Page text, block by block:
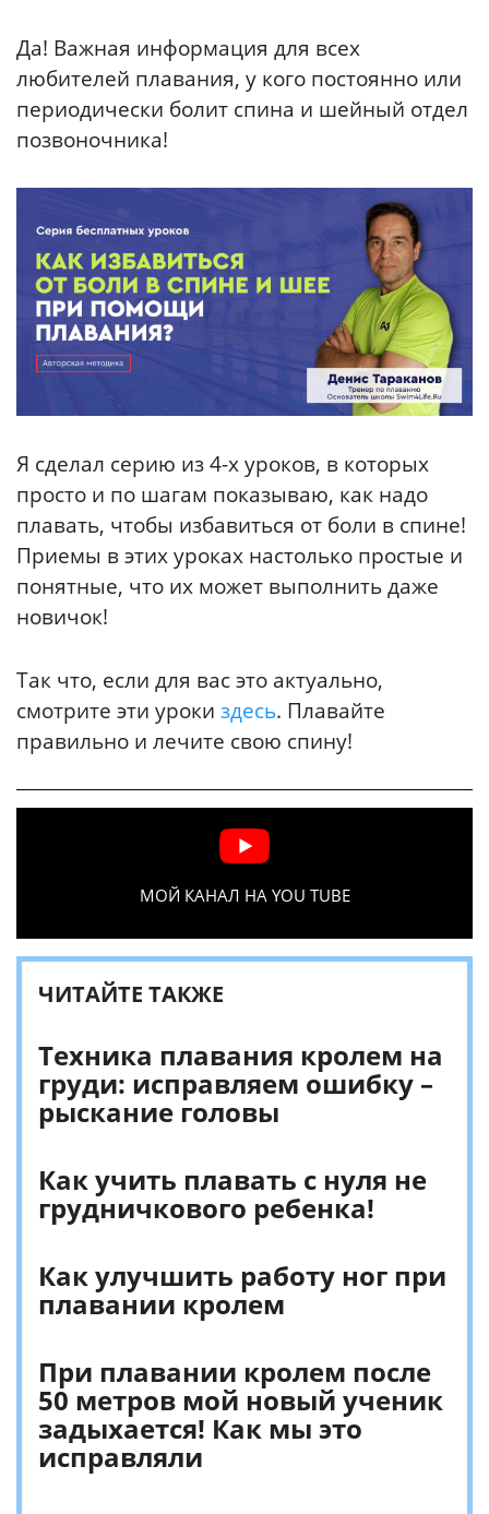
Да! Важная информация для всех
любителей плавания, у кого постоянно или
периодически болит спина и шейный отдел
позвоночника!
Я сделал серию из 4-х уроков, в которых
просто и по шагам показываю, как надо
плавать, чтобы избавиться от боли в спине!
Приемы в этих уроках настолько простые и
понятные, что их может выполнить даже
новичок!
Так что, если для вас это актуально,
смотрите эти уроки здесь. Плавайте
правильно и лечите свою спину!
МОЙ КАНАЛ НА YOU TUBE
ЧИТАЙТЕ ТАКЖЕ
Техника плавания кролем на
груди: исправляем ошибку –
рыскание головы
Как учить плавать с нуля не
грудничкового ребенка!
Как улучшить работу ног при
плавании кролем
При плавании кролем после
50 метров мой новый ученик
задыхается! Как мы это
исправляли